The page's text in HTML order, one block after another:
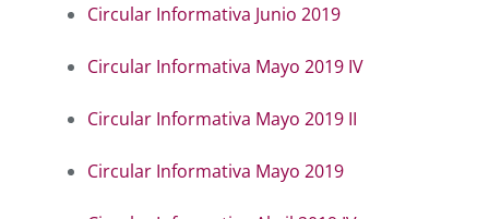
Circular Informativa Junio 2019
Circular Informativa Mayo 2019 IV
Circular Informativa Mayo 2019 II
Circular Informativa Mayo 2019